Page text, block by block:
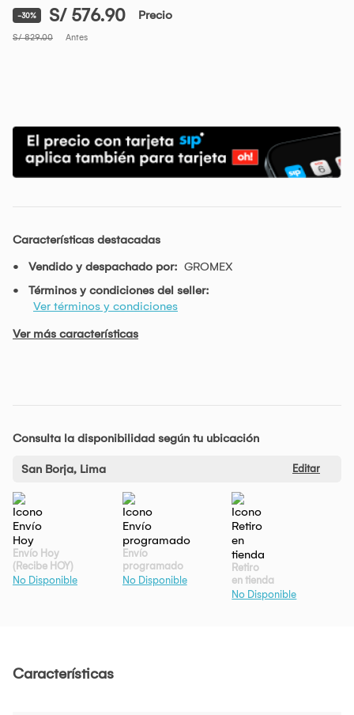
-30% S/ 576.90 Precio
S/ 829.00 Antes
Características destacadas
Vendido y despachado por: GROMEX
Términos y condiciones del seller:
Ver términos y condiciones
Ver más características
Consulta la disponibilidad según tu ubicación
San Borja, Lima Editar
Envío Hoy
(Recibe HOY)
No Disponible
Envío
programado
No Disponible
Retiro
en tienda
No Disponible
Características